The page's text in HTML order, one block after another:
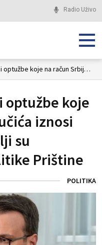
Radio Uživo
Petković: Klevete i optužbe koje na račun Srbije i Vučića iznosi Osmani, pokazatelji su retrogradnosti politike Prištine
optužbe koje
iznosi
su
Prištine
POLITIKA